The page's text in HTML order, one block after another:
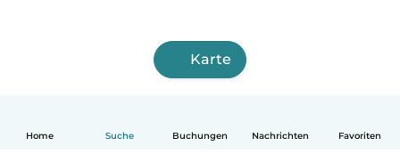
Home Suche Buchungen Nachrichten Favoriten
Karte